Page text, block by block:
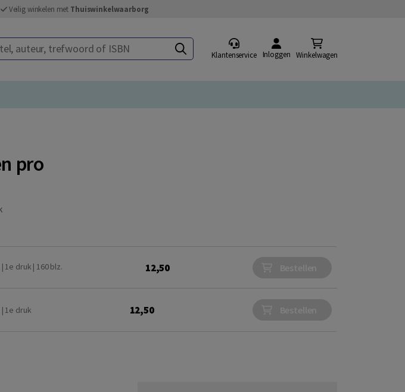
Veilig winkelen met Thuiswinkelwaarborg
auteur, trefwoord of ISBN
Klantenservice Inloggen Winkelwagen
pro
| 1e druk | 160 blz. 12,50
| 1e druk
12,50